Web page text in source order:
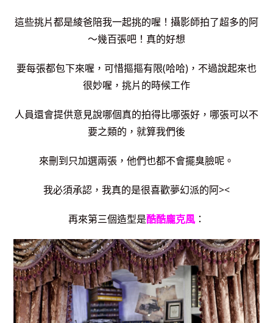
這些挑片都是綾爸陪我一起挑的喔！攝影師拍了超多的阿
～幾百張吧！真的好想
要每張都包下來喔，可惜摳摳有限(哈哈)，不過說起來也
很妙喔，挑片的時候工作
人員還會提供意見說哪個真的拍得比哪張好，哪張可以不
要之類的，就算我們後
來刪到只加選兩張，他們也都不會擺臭臉呢。
我必須承認，我真的是很喜歡夢幻派的阿><
再來第三個造型是酷酷龐克風 ：